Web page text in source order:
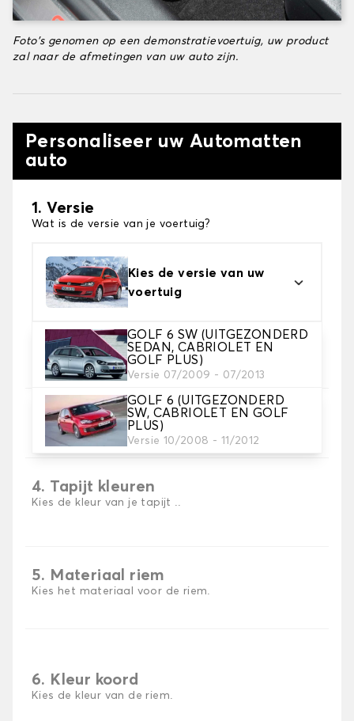
Foto's genomen op een demonstratievoertuig, uw product
zal naar de afmetingen van uw auto zijn.
Personaliseer uw Automatten
auto
1. Versie
Wat is de versie van je voertuig?
Kies de versie van uw
voertuig
GOLF 6 SW (UITGEZONDERD
SEDAN, CABRIOLET EN
GOLF PLUS)
Versie 07/2009 - 07/2013
GOLF 6 (UITGEZONDERD
SW, CABRIOLET EN GOLF
PLUS)
Versie 10/2008 - 11/2012
2. Materiaal
Kies het materiaal van uw automatten
3. Aantal matten
Selecteer het aantal automatten dat je nodig hebt.
4. Tapijt kleuren
Kies de kleur van je tapijt ..
5. Materiaal riem
Kies het materiaal voor de riem.
6. Kleur koord
Kies de kleur van de riem.